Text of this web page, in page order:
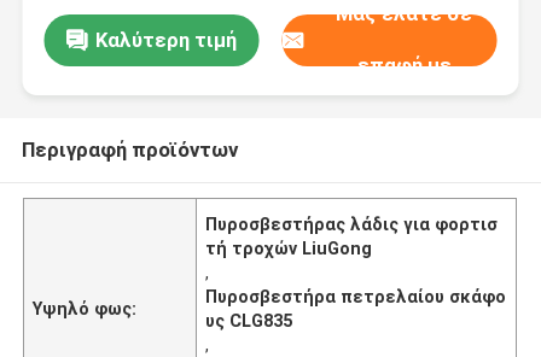
Καλύτερη τιμή
Μας ελάτε σε
επαφή με
Περιγραφή προϊόντων
Υψηλό φως:
Πυροσβεστήρας λάδις για φορτισ
τή τροχών LiuGong
,
Πυροσβεστήρα πετρελαίου σκάφο
υς CLG835
,